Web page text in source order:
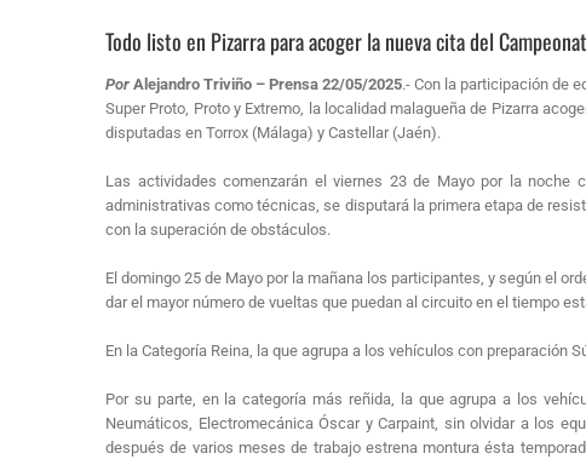
Todo listo en Pizarra para acoger la nueva cita del
Por Alejandro Triviño – Prensa 22/05/2025.- Con la participación de
Super Proto, Proto y Extremo, la localidad malagueña de Pizarra
disputadas en Torrox (Málaga) y Castellar (Jaén).
Las actividades comenzarán el viernes 23 de Mayo por la
administrativas como técnicas, se disputará la primera etapa de
con la superación de obstáculos.
El domingo 25 de Mayo por la mañana los participantes, y según el
dar el mayor número de vueltas que puedan al circuito en el tiempo
En la Categoría Reina, la que agrupa a los vehículos con preparación
Por su parte, en la categoría más reñida, la que agrupa a los
Neumáticos, Electromecánica Óscar y Carpaint, sin olvidar a los
después de varios meses de trabajo estrena montura ésta